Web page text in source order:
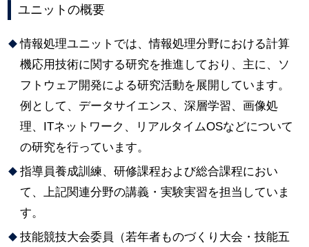
ユニットの概要
情報処理ユニットでは、情報処理分野における計算
機応用技術に関する研究を推進しており、主に、ソ
フトウェア開発による研究活動を展開しています。
例として、データサイエンス、深層学習、画像処
理、ITネットワーク、リアルタイムOSなどについて
の研究を行っています。
指導員養成訓練、研修課程および総合課程におい
て、上記関連分野の講義・実験実習を担当していま
す。
技能競技大会委員（若年者ものづくり大会・技能五